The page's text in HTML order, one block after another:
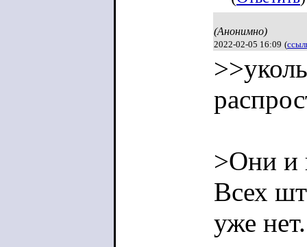
"никто
точно
(Анонимно)
2022-02-05 16:09 (
>Они и
Всех
уже нет.